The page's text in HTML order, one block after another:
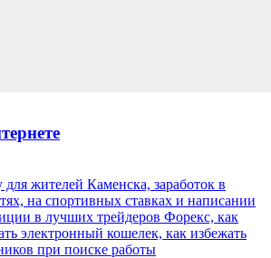
для жителей Каменска, заработок в
на спортивных ставках и написании
в лучших трейдеров Форекс, как
электронный кошелек, как избежать
при поиске работы